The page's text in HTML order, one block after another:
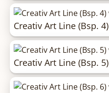
Creativ Art Line (Bsp. 4)
Creativ Art Line (Bsp. 5)